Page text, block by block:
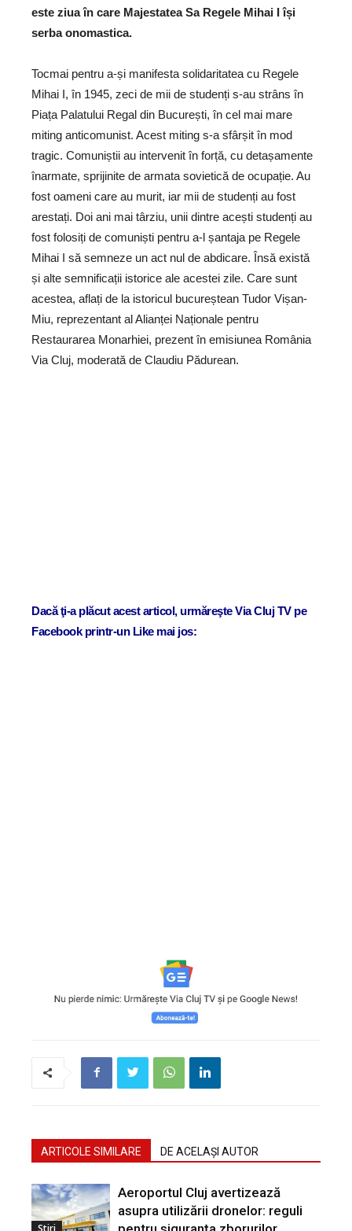
este ziua în care Majestatea Sa Regele Mihai I își
serba onomastica.
Tocmai pentru a-și manifesta solidaritatea cu Regele
Mihai I, în 1945, zeci de mii de studenți s-au strâns în
Piața Palatului Regal din București, în cel mai mare
miting anticomunist. Acest miting s-a sfârșit în mod
tragic. Comuniștii au intervenit în forță, cu detașamente
înarmate, sprijinite de armata sovietică de ocupație. Au
fost oameni care au murit, iar mii de studenți au fost
arestați. Doi ani mai târziu, unii dintre acești studenți au
fost folosiți de comuniști pentru a-l șantaja pe Regele
Mihai I să semneze un act nul de abdicare. Însă există
și alte semnificații istorice ale acestei zile. Care sunt
acestea, aflați de la istoricul bucureștean Tudor Vișan-
Miu, reprezentant al Alianței Naționale pentru
Restaurarea Monarhiei, prezent în emisiunea România
Via Cluj, moderată de Claudiu Pădurean.
Dacă ţi-a plăcut acest articol, urmăreşte Via Cluj TV pe
Facebook printr-un Like mai jos:
ARTICOLE SIMILARE DE ACELAȘI AUTOR
Aeroportul Cluj avertizează
asupra utilizării dronelor: reguli